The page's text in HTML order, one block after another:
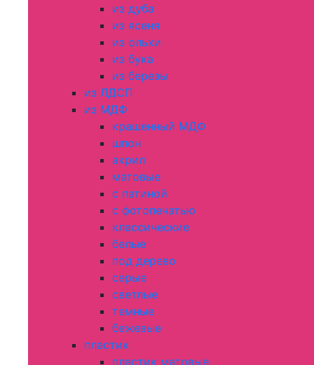
из дуба
из ясеня
из ольхи
из бука
из березы
из ЛДСП
из МДФ
крашенный МДФ
шпон
акрил
матовые
с патиной
с фотопечатью
классические
белые
под дерево
серые
светлые
темные
бежевые
пластик
пластик матовые